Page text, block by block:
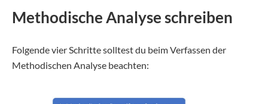
Methodische Analyse schreiben
Folgende vier Schritte solltest du beim Verfassen der
Methodischen Analyse beachten: